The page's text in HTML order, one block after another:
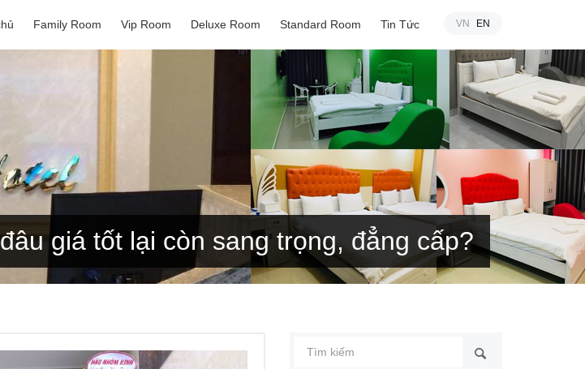
VN EN
Family Room Vip Room Deluxe Room Standard Room Tin Tức
giá tốt lại còn sang trọng, đẳng cấp?